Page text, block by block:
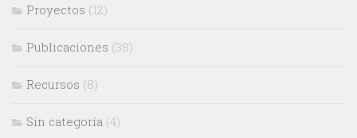
Proyectos (12)
Publicaciones (38)
Recursos (8)
Sin categoría (4)